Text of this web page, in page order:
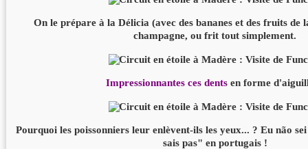
On le prépare à la Délicia (avec des bananes et des fruits de
champagne, ou frit tout simplement.
Impressionnantes ces dents en forme
Pourquoi les poissonniers leur enlèvent-ils les yeux... ? Eu não
sais pas" en portugais !